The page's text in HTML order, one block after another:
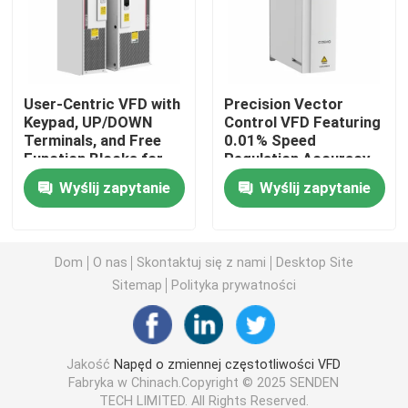
Przetwornica zmiennej częstotliwości
Wektorowy przemiennik częstotliwości
Przemiennik częstotliwości VFD
Przesyłka zmiennej częstotliwości do żurawia
Stacja ładowania pojazdów elektrycznych z
Optymalizator słoneczny
User-Centric VFD with
Keypad, UP/DOWN
Terminals, and Free
Function Blocks for
Easy Operation and
SetupWyślij zapytanie
Precision Vector
Control VFD Featuring
0.01% Speed
Regulation Accuracy
and <5ms Torque
ResponseWyślij zapytanie
Dom O nas Skontaktuj się z nami
Desktop Site
Sitemap
Polityka prywatności
Jakość Napęd o zmiennej częstotliwości VFD
Fabryka w Chinach.Copyright © 2025 SENDEN
TECH LIMITED. All Rights Reserved.